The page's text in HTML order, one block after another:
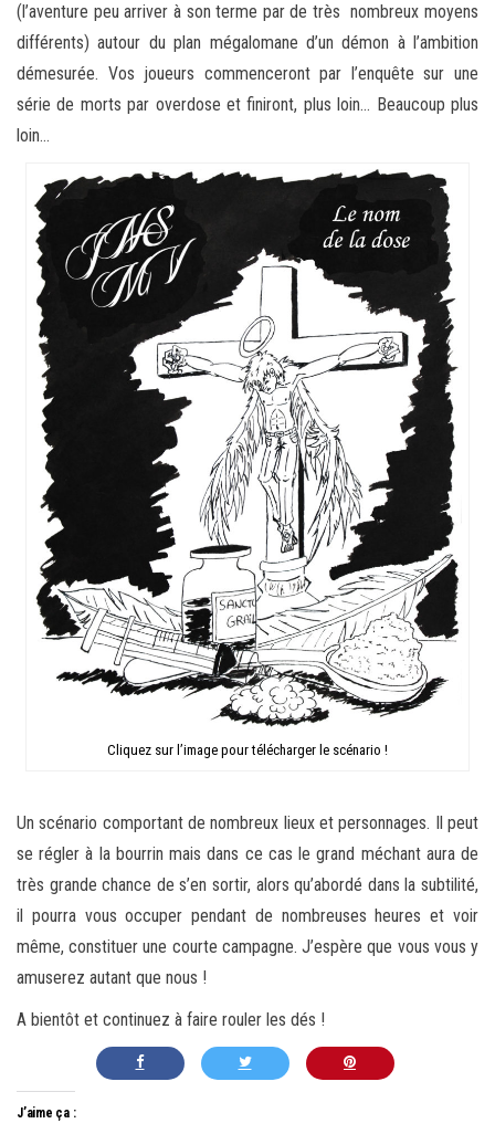
(l’aventure peu arriver à son terme par de très nombreux moyens
différents) autour du plan mégalomane d’un démon à l’ambition
démesurée. Vos joueurs commenceront par l’enquête sur une
série de morts par overdose et finiront, plus loin… Beaucoup plus
loin…
Cliquez sur l’image pour télécharger le scénario !
Un scénario comportant de nombreux lieux et personnages. Il peut
se régler à la bourrin mais dans ce cas le grand méchant aura de
très grande chance de s’en sortir, alors qu’abordé dans la subtilité,
il pourra vous occuper pendant de nombreuses heures et voir
même, constituer une courte campagne. J’espère que vous vous y
amuserez autant que nous !
A bientôt et continuez à faire rouler les dés !
J’aime ça :